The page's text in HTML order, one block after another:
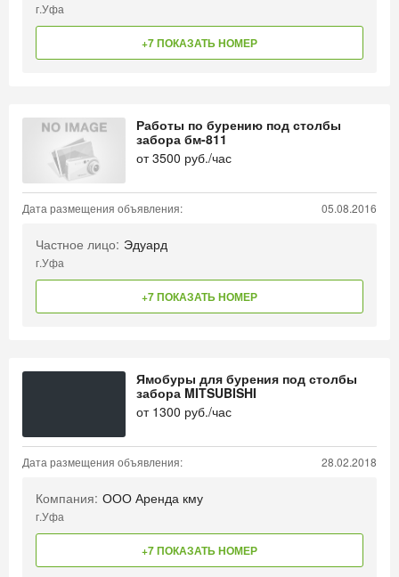
г.Уфа
+7 ПОКАЗАТЬ НОМЕР
Работы по бурению под столбы
забора бм-811
от3500 руб./час
Дата размещения объявления: 05.08.2016
Частное лицо: Эдуард
г.Уфа
+7 ПОКАЗАТЬ НОМЕР
Ямобуры для бурения под столбы
забора MITSUBISHI
от 1300 руб./час
Дата размещения объявления: 28.02.2018
Компания: ООО Аренда кму
г.Уфа
+7 ПОКАЗАТЬ НОМЕР